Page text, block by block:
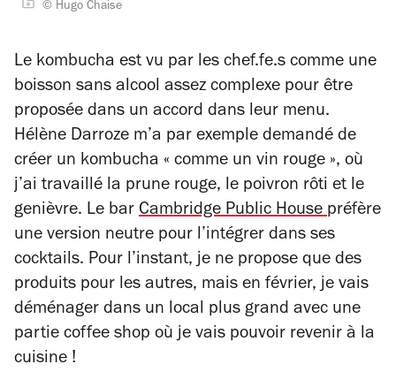
© Hugo Chaise
Le kombucha est vu par les chef.fe.s comme une
boisson sans alcool assez complexe pour être
proposée dans un accord dans leur menu.
Hélène Darroze m’a par exemple demandé de
créer un kombucha « comme un vin rouge », où
j’ai travaillé la prune rouge, le poivron rôti et le
genièvre. Le bar Cambridge Public Housepréfère
une version neutre pour l’intégrer dans ses
cocktails. Pour l’instant, je ne propose que des
produits pour les autres, mais en février, je vais
déménager dans un local plus grand avec une
partie coffee shop où je vais pouvoir revenir à la
cuisine !